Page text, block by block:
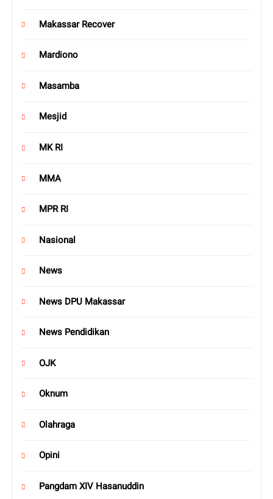
Makassar Recover
Mardiono
Masamba
Mesjid
MK RI
MMA
MPR RI
Nasional
News
News DPU Makassar
News Pendidikan
OJK
Oknum
Olahraga
Opini
Pangdam XIV Hasanuddin